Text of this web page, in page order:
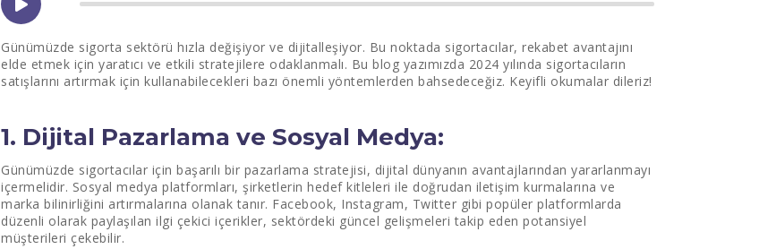
Günümüzde sigorta sektörü hızla değişiyor ve dijitalleşiyor. Bu noktada sigortacılar, rekabet avantajını
elde etmek için yaratıcı ve etkili stratejilere odaklanmalı. Bu blog yazımızda 2024 yılında sigortacıların
satışlarını artırmak için kullanabilecekleri bazı önemli yöntemlerden bahsedeceğiz. Keyifli okumalar dileriz!
1. Dijital Pazarlama ve Sosyal Medya:
Günümüzde sigortacılar için başarılı bir pazarlama stratejisi, dijital dünyanın avantajlarından yararlanmayı
içermelidir. Sosyal medya platformları, şirketlerin hedef kitleleri ile doğrudan iletişim kurmalarına ve
marka bilinirliğini artırmalarına olanak tanır. Facebook, Instagram, Twitter gibi popüler platformlarda
düzenli olarak paylaşılan ilgi çekici içerikler, sektördeki güncel gelişmeleri takip eden potansiyel
müşterileri çekebilir.